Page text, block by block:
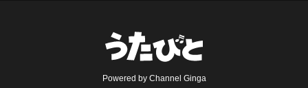
Powered by Channel Ginga